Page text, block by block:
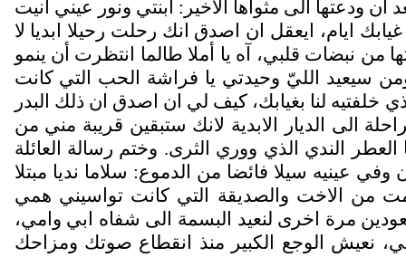
ودعتها الى مثواها الاخير: ابنتي ونور عيني أنيت
ايام، ايعقل ان اصدق انك رحلت رحيلا ابديا لا
من نبضات قلبي، آه يا أملا طالما انتظرت أن ينمو
سيعيد الليّ وحيدتي يا فراشة الحب التي كانت
خلفتيه لنا بغيابك، كيف لي ان اصدق ان ذلك البدر
الى الديار الابدية لانك ستبقين قريبة مني من
الندي الذي ووري الثرى. وختم رسالة العائلة
عينيه سيلا فائضا من الدموع: سلاما نديا مبتلا
من الاخت والصديقة التي كانت تواسيني همي
مرة اخرى لنعيد البسمة الى شفاه ابي وامي،
نعيش الوجع الكبير منذ انقطاع صوتك ومزاحك